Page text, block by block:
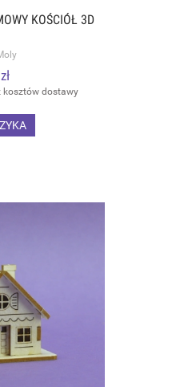
KOŚCIÓŁ 3D
kosztów dostawy